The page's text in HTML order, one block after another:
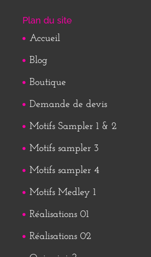
Plan du site
Accueil
Blog
Boutique
Demande de devis
Motifs Sampler 1 & 2
Motifs sampler 3
Motifs sampler 4
Motifs Medley 1
Réalisations 01
Réalisations 02